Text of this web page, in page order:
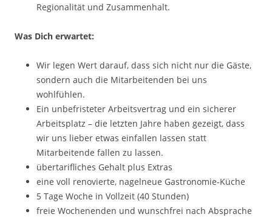
Regionalität und Zusammenhalt.
Was Dich erwartet:
Wir legen Wert darauf, dass sich nicht nur die Gäste,
sondern auch die Mitarbeitenden bei uns
wohlfühlen.
Ein unbefristeter Arbeitsvertrag und ein sicherer
Arbeitsplatz – die letzten Jahre haben gezeigt, dass
wir uns lieber etwas einfallen lassen statt
Mitarbeitende fallen zu lassen.
übertarifliches Gehalt plus Extras
eine voll renovierte, nagelneue Gastronomie-Küche
5 Tage Woche in Vollzeit (40 Stunden)
freie Wochenenden und wunschfrei nach Absprache